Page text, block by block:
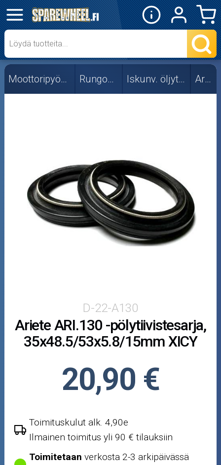
✕
Mopon osat
Skootterin osat
Crossipyörän osat
Mopoauton osat
Mönkijän osat
Puutarha ja metsä
Öljyt ja kemikaalit
Työkalut
Outlet-tuotteet
Moottoripyörän osat Rungon osat Iskunv. öljytiivisteet Ariete
D-22-A130
Ariete ARI.130 -pölytiivistesarja,
35x48.5/53x5.8/15mm XICY
20,90 €
Toimituskulut alk. 4,90e
Ilmainen toimitus yli 90 € tilauksiin
Toimitetaan verkosta 2-3 arkipäivässä